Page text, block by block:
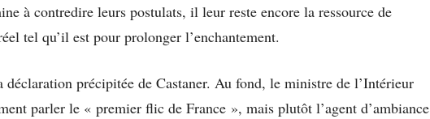
à contredire leurs postulats, il leur reste encore la ressource de
tel qu’il est pour prolonger l’enchantement.
déclaration précipitée de Castaner. Au fond, le ministre de l’Intérieur
parler le « premier flic de France », mais plutôt l’agent d’ambiance